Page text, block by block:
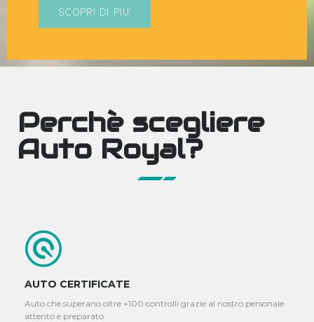
SCOPRI DI PIU'
Perchè scegliere
Auto Royal?
AUTO CERTIFICATE
Auto che superano oltre +100 controlli grazie al nostro personale
attento e preparato